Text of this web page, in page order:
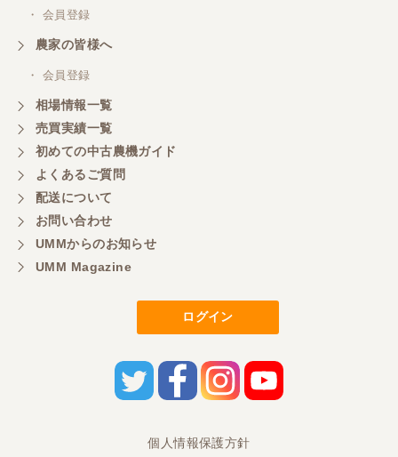
岐阜県／横倉林
ありがとうございます
岐阜県／横倉林
ありがとうございます
岐阜県／横倉林
ありがとうございます
岐阜県／横倉林
・ 会員登録
農家の皆様へ
・ 会員登録
相場情報一覧
売買実績一覧
初めての中古農機ガイド
よくあるご質問
配送について
お問い合わせ
UMMからのお知らせ
UMM Magazine
ログイン
個人情報保護方針